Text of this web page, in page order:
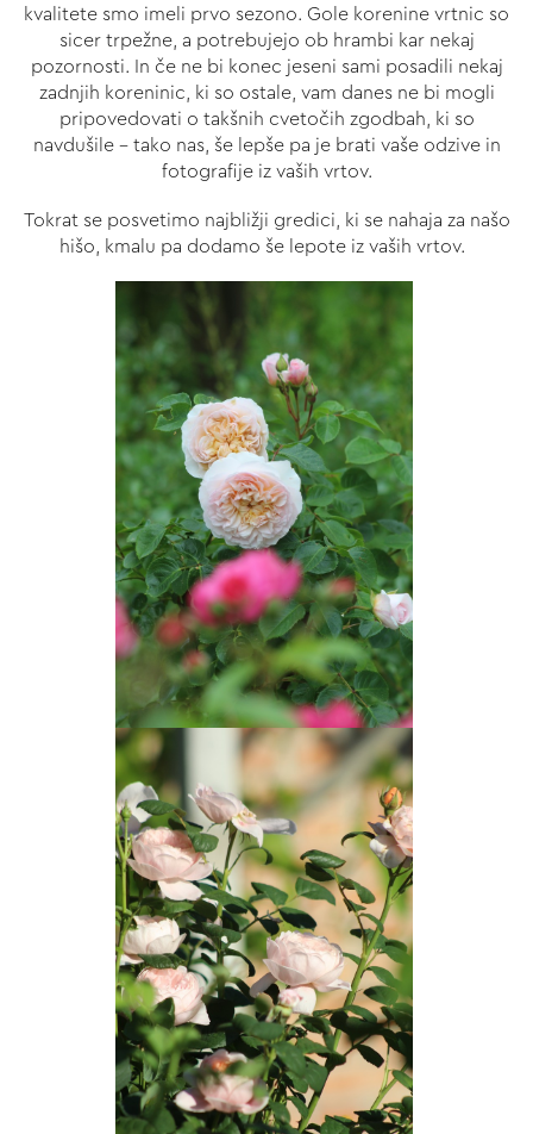
kvalitete smo imeli prvo sezono. Gole korenine vrtnic so
sicer trpežne, a potrebujejo ob hrambi kar nekaj
pozornosti. In če ne bi konec jeseni sami posadili nekaj
zadnjih koreninic, ki so ostale, vam danes ne bi mogli
pripovedovati o takšnih cvetočih zgodbah, ki so
navdušile - tako nas, še lepše pa je brati vaše odzive in
fotografije iz vaših vrtov.
Tokrat se posvetimo najbližji gredici, ki se nahaja za našo
hišo, kmalu pa dodamo še lepote iz vaših vrtov.